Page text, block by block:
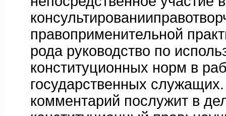
правоприменительной
рода руководство по
конституционных норм в
государственных
комментарий послужит в